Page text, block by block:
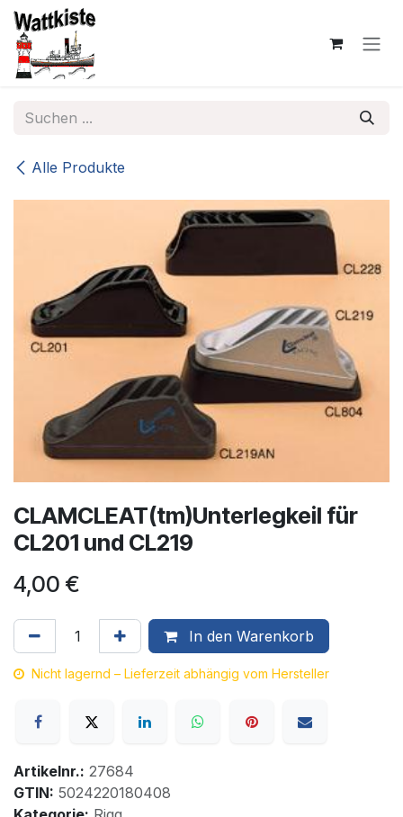
Zum Inhalt springen
Alle Produkte
CLAMCLEAT(tm)Unterlegkeil für
CL201 und CL219
4,00 €
In den Warenkorb
Nicht lagernd – Lieferzeit abhängig vom Hersteller
Artikelnr.: 27684
GTIN: 5024220180408